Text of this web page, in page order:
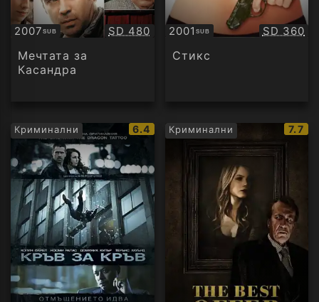
2007SUB
Субтитри Качество:
SD 480
Мечтата за
Касандра
2001 SUB
Субтитри SD 360
Стикс
Криминални
IMDb
рейтинг:
6.4 Криминални
IMDb
7.7